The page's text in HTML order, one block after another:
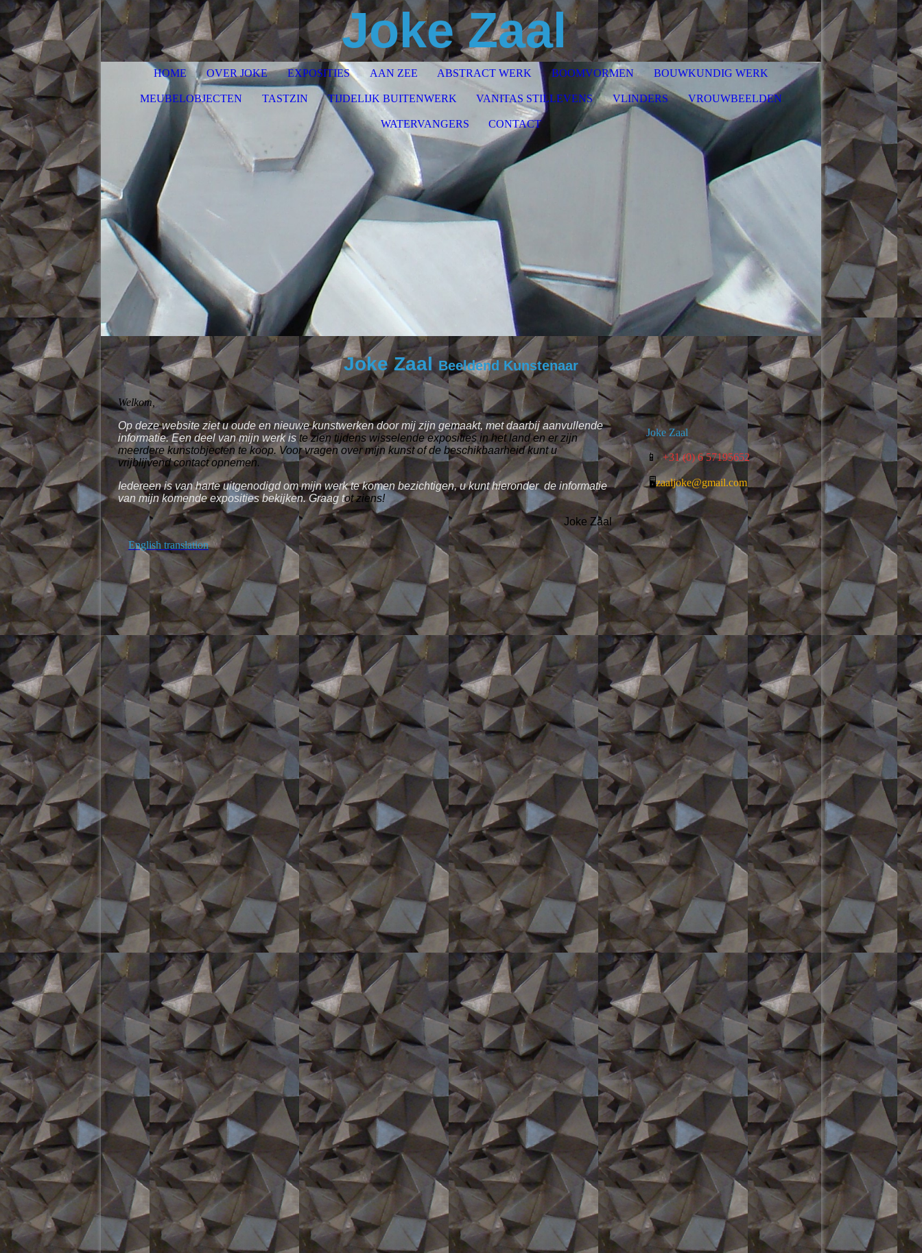
Joke Zaal
HOME OVER JOKE EXPOSITIES AAN ZEE ABSTRACT WERK BOOMVORMEN BOUWKUNDIG WERK
MEUBELOBJECTEN TASTZIN TIJDELIJK BUITENWERK VANITAS STILLEVENS VLINDERS VROUWBEELDEN
WATERVANGERS CONTACT
Joke Zaal Beeldend Kunstenaar
Welkom,
Op deze website ziet u oude en nieuwe kunstwerken door mij zijn gemaakt, met daarbij aanvullende
informatie. Een deel van mijn werk is te zien tijdens wisselende exposities in het land en er zijn
meerdere kunstobjecten te koop.Voor vragen over mijn kunst of de beschikbaarheid kunt u
vrijblijvend contact opnemen.
Iedereen is van harte uitgenodigd om mijn werk te komen bezichtigen, u kunt hieronder de informatie
van mijn komende exposities bekijken. Graag tot ziens!
Joke Zaal
English translation
Joke Zaal
📱+31 (0) 6 57195652
🖥️zaaljoke@gmail.com